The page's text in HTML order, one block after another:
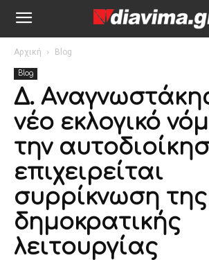
Αρχική Blog
Blog
Δ.
νέο εκλογικό
την
επιχειρείται
συρρίκνωση της
δημοκρατικής
λειτουργίας